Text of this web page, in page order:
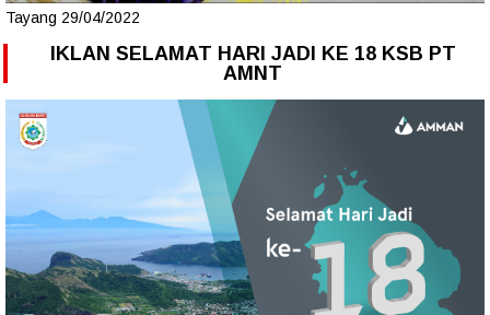
Tayang 29/04/2022
IKLAN SELAMAT HARI JADI KE 18 KSB PT
AMNT